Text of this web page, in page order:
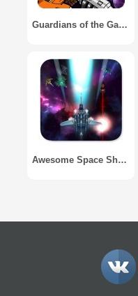
Guardians of the Galaxy: The Universal Weapon / Стражи Галактики: Оружие
Awesome Space Shooter